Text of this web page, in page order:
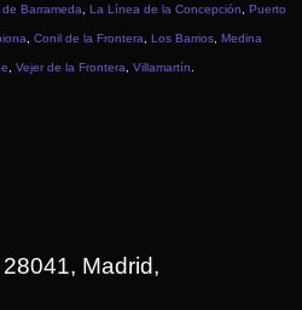
Barrameda La Línea de la Concepción Puerto
Conil de la Frontera Los Barrios Medina
Vejer de la Frontera Villamartín
Madrid,